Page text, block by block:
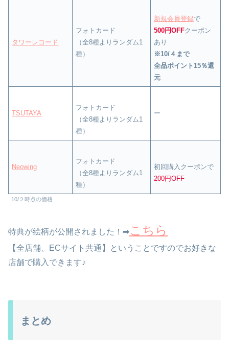
タワーレコード
フォトカード
（全8種よりランダム1
種）
新規会員登録で
500円OFFクーポン
あり
※10/４まで
全品ポイント15％還
元
TSUTAYA
フォトカード
（全8種よりランダム1
種）
ー
Neowing
フォトカード
（全8種よりランダム1
種）
初回購入クーポンで
200円OFF
10/２時点の価格
特典が絵柄が公開されました！➡こちら
【全店舗、ECサイト共通】ということですのでお好きな
店舗で購入できます♪
まとめ